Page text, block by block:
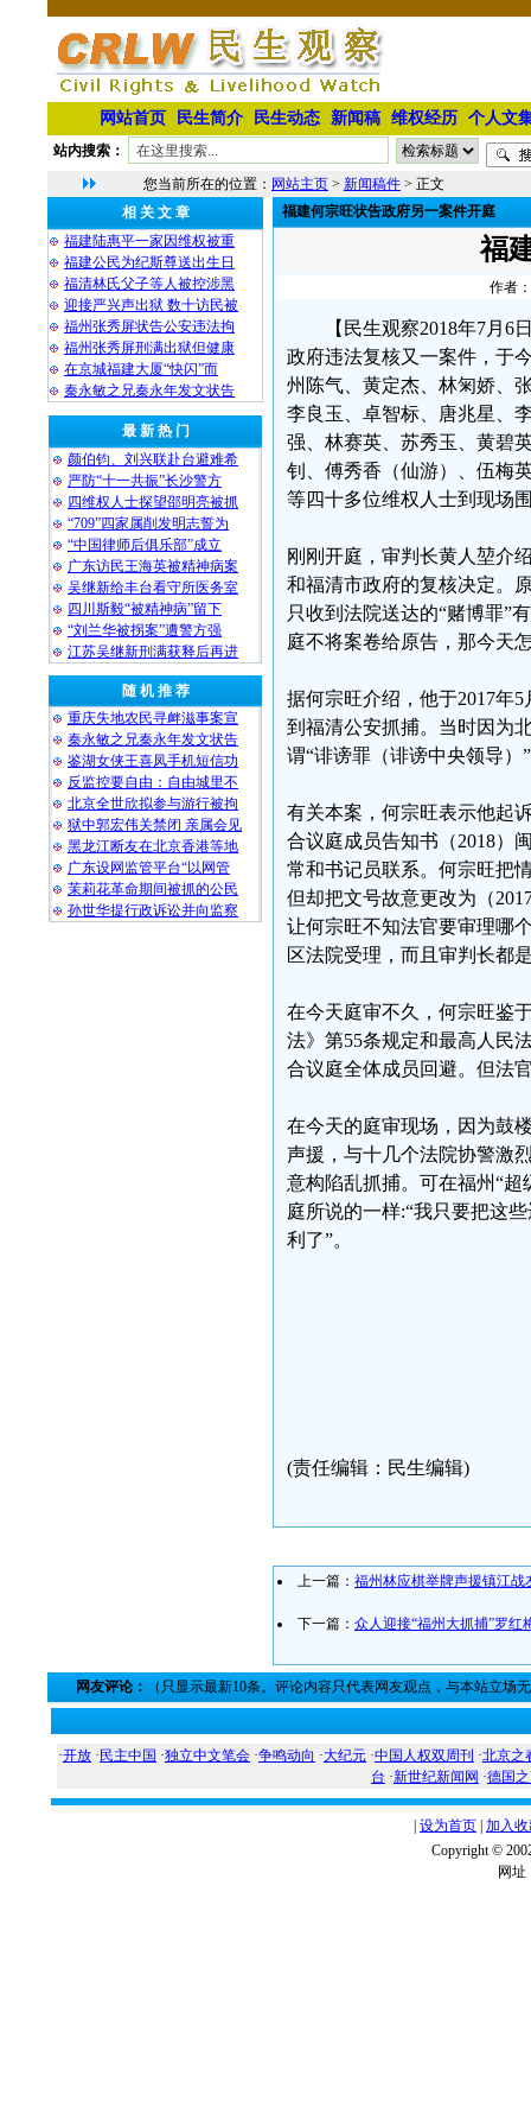
网站首页 民生简介 民生动态 新闻稿 维权经历 个人文
站内搜索：
您当前所在的位置： 网站主页 > 新闻稿件 > 正文
相 关 文 章
福建陆惠平一家因维权被重
福建公民为纪斯尊送出生日
福清林氏父子等人被控涉黑
迎接严兴声出狱 数十访民被
福州张秀屏状告公安违法拘
福州张秀屏刑满出狱但健康
在京城福建大厦“快闪”而
秦永敏之兄秦永年发文状告
最 新 热 门
颜伯钧、刘兴联赴台避难希
严防“十一共振”长沙警方
四维权人士探望邵明亮被抓
“709”四家属削发明志誓为
“中国律师后俱乐部”成立
广东访民王海英被精神病案
吴继新给丰台看守所医务室
四川斯毅“被精神病”留下
“刘兰华被拐案”遭警方强
江苏吴继新刑满获释后再进
随 机 推 荐
重庆失地农民寻衅滋事案宣
秦永敏之兄秦永年发文状告
鉴湖女侠王喜凤手机短信功
反监控要自由：自由城里不
北京全世欣拟参与游行被拘
狱中郭宏伟关禁闭 亲属会见
黑龙江断友在北京香港等地
广东设网监管平台“以网管
茉莉花革命期间被抓的公民
孙世华提行政诉讼并向监察
福建何宗旺状告政府另一案件开庭
福
作者
【民生观察2018年7月
政府违法复核又一案件，于
州陈气、黄定杰、林匊娇、
李良玉、卓智标、唐兆星、
强、林赛英、苏秀玉、黄碧
钊、傅秀香（仙游）、伍梅
等四十多位维权人士到现场
刚刚开庭，审判长黄人堃介
和福清市政府的复核决定。
只收到法院送达的“赌博罪”
庭不将案卷给原告，那今天
据何宗旺介绍，他于2017年
到福清公安抓捕。当时因为
谓“诽谤罪（诽谤中央领导）
有关本案，何宗旺表示他起
合议庭成员告知书（2018）
常和书记员联系。何宗旺把
但却把文号故意更改为（
让何宗旺不知法官要审理哪
区法院受理，而且审判长都
在今天庭审不久，何宗旺鉴
法》第55条规定和最高人民
合议庭全体成员回避。但法
在今天的庭审现场，因为鼓
声援，与十几个法院协警激
意构陷乱抓捕。可在福州“
庭所说的一样:“我只要把这
利了”。
(责任编辑：民生编辑)
上一篇： 福州林应棋举牌声援镇江战
下一篇： 众人迎接“福州大抓捕”罗红
网友评论： （只显示最新10条。评论内容只代表网友观点，与本站立场
·开放 · 民主中国 ·独立中文笔会 ·争鸣动向 ·大纪元 ·中国人权双周刊 ·北京之
台 ·新世纪新闻网 ·德国
设为首页 加入
Copyright ©
网址